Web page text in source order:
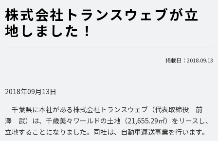
株式会社トランスウェブが立
地しました！
掲載日：2018.09.13
2018年09月13日
千葉県に本社がある株式会社トランスウェブ（代表取締役 前
澤 武）は、千歳美々ワールドの土地（21,655.29㎡）をリースし、
立地することになりました。同社は、自動車運送事業を行います。